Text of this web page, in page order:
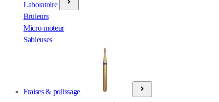
Laboratoire
Bruleurs
Micro-moteur
Sableuses
Fraises & polissage